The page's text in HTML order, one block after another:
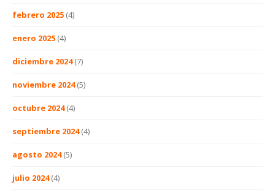
febrero 2025 (4)
enero 2025 (4)
diciembre 2024(7)
noviembre 2024(5)
octubre 2024(4)
septiembre 2024(4)
agosto 2024(5)
julio 2024(4)